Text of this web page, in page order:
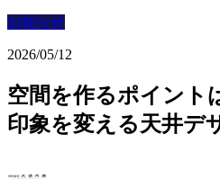
お知らせ
2026/05/12
空間を作るポイント
印象を変える天井デ